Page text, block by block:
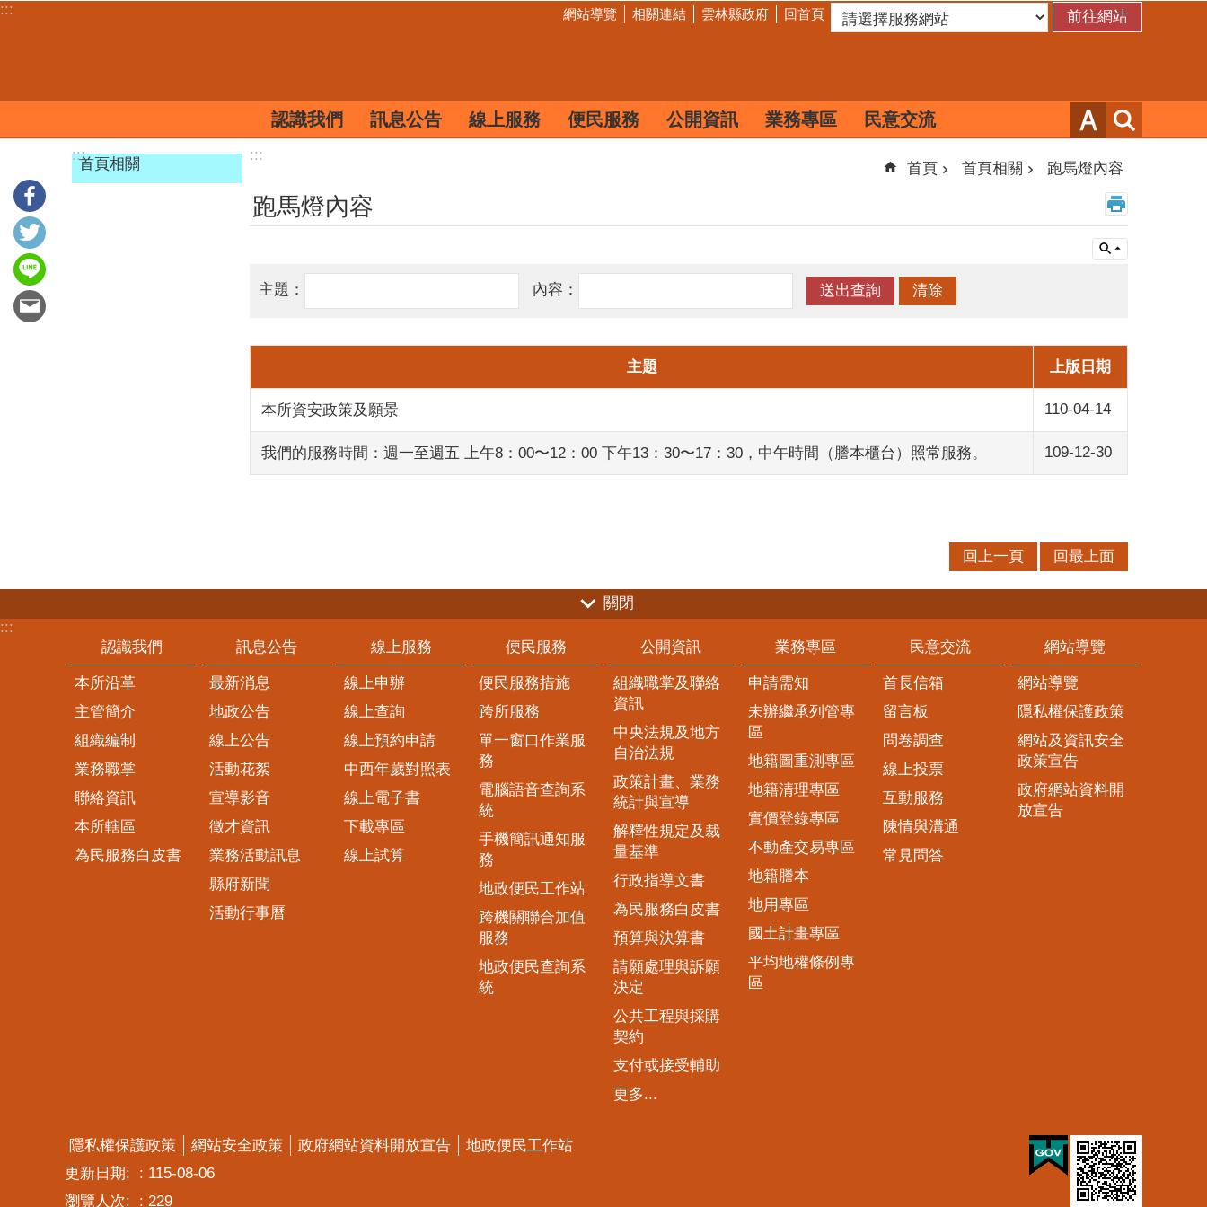
跳到主要內容區塊
::: 網站導覽 相關連結 雲林縣政府 回首頁
認識我們 訊息公告 線上服務 便民服務 公開資訊 業務專區 民意交流
:::
首頁相關
:::
首頁 首頁相關 跑馬燈內容
跑馬燈內容
主題： 內容：
主題 上版日期
本所資安政策及願景 110-04-14
我們的服務時間：週一至週五 上午8：00〜12：00 下午13：30〜17：30，中午時間（謄本櫃台）照常服務。 109-12-30
回上一頁 回最上面
關閉
:::
認識我們
本所沿革
主管簡介
組織編制
業務職掌
聯絡資訊
本所轄區
為民服務白皮書
訊息公告
最新消息
地政公告
線上公告
活動花絮
宣導影音
徵才資訊
業務活動訊息
縣府新聞
活動行事曆
線上服務
線上申辦
線上查詢
線上預約申請
中西年歲對照表
線上電子書
下載專區
線上試算
便民服務
便民服務措施
跨所服務
單一窗口作業服
務
電腦語音查詢系
統
手機簡訊通知服
務
地政便民工作站
跨機關聯合加值
服務
地政便民查詢系
統
公開資訊
組織職掌及聯絡
資訊
中央法規及地方
自治法規
政策計畫、業務
統計與宣導
解釋性規定及裁
量基準
行政指導文書
為民服務白皮書
預算與決算書
請願處理與訴願
決定
公共工程與採購
契約
支付或接受輔助
更多...
業務專區
申請需知
未辦繼承列管專
區
地籍圖重測專區
地籍清理專區
實價登錄專區
不動產交易專區
地籍謄本
地用專區
國土計畫專區
平均地權條例專
區
民意交流
首長信箱
留言板
問卷調查
線上投票
互動服務
陳情與溝通
常見問答
網站導覽
網站導覽
隱私權保護政策
網站及資訊安全
政策宣告
政府網站資料開
放宣告
隱私權保護政策 網站安全政策 政府網站資料開放宣告
地政便民工作站
更新日期:
115-08-06
瀏覽人次:
229